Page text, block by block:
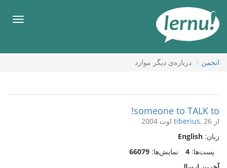
محتوا
انجمن درباره‌ی دیگر موارد
someone to TALK to!
از tiberius, 26 اوت 2004
زبان: English
پست‌ها: 4 نمایش‌ها: 66079